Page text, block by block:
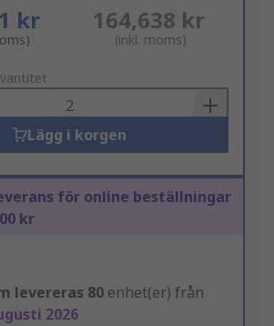
kr 164,638 kr
(inkl. moms)
Lägg i korgen
för online beställningar
kr
levereras 80 enhet(er) från
2026